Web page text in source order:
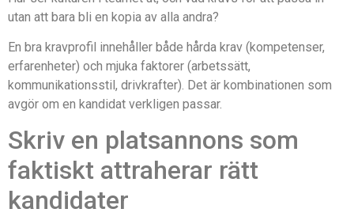
utan att bara bli en kopia av alla andra?
En bra kravprofil innehåller både hårda krav (kompetenser,
erfarenheter) och mjuka faktorer (arbetssätt,
kommunikationsstil, drivkrafter). Det är kombinationen som
avgör om en kandidat verkligen passar.
Skriv en platsannons som
faktiskt attraherar rätt
kandidater